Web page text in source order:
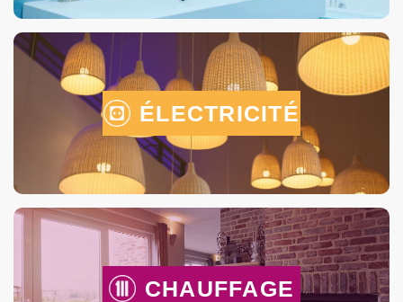
ÉLECTRICITÉ
CHAUFFAGE